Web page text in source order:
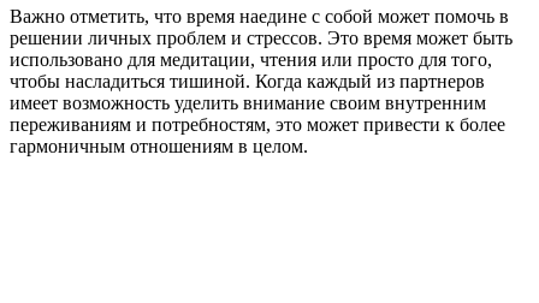
Важно отметить, что время наедине с собой может помочь в
решении личных проблем и стрессов. Это время может быть
использовано для медитации, чтения или просто для того,
чтобы насладиться тишиной. Когда каждый из партнеров
имеет возможность уделить внимание своим внутренним
переживаниям и потребностям, это может привести к более
гармоничным отношениям в целом.